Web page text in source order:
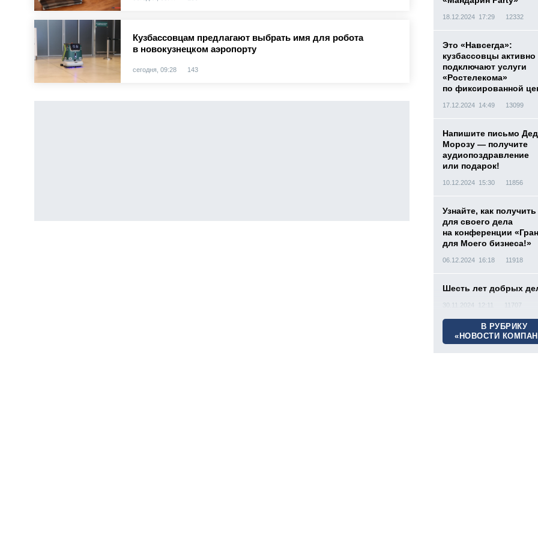
Кузбассовцам предлагают выбрать имя для робота
в новокузнецком аэропорту
сегодня, 09:28 143
18.12.2024 17:29 12332
Это «Навсегда»:
кузбассовцы активно
подключают услуги
«Ростелекома»
по фиксированной
17.12.2024 14:49 13099
Напишите письмо
Морозу — получите
аудиопоздравление
или подарок!
10.12.2024 15:30 11856
Узнайте, как получить
для своего дела
на конференции
для Моего бизнеса!»
06.12.2024 16:18 11918
Шесть лет добрых
30.11.2024 12:11 11707
В РУБРИКУ
«НОВОСТИ